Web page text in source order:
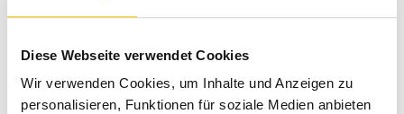
Diese Webseite verwendet Cookies
Wir verwenden Cookies, um Inhalte und Anzeigen zu
personalisieren, Funktionen für soziale Medien anbieten
Exklusive Messeangebote
Coole Give-aways
Wir freuen uns darauf, dich an der transport.ch 2025